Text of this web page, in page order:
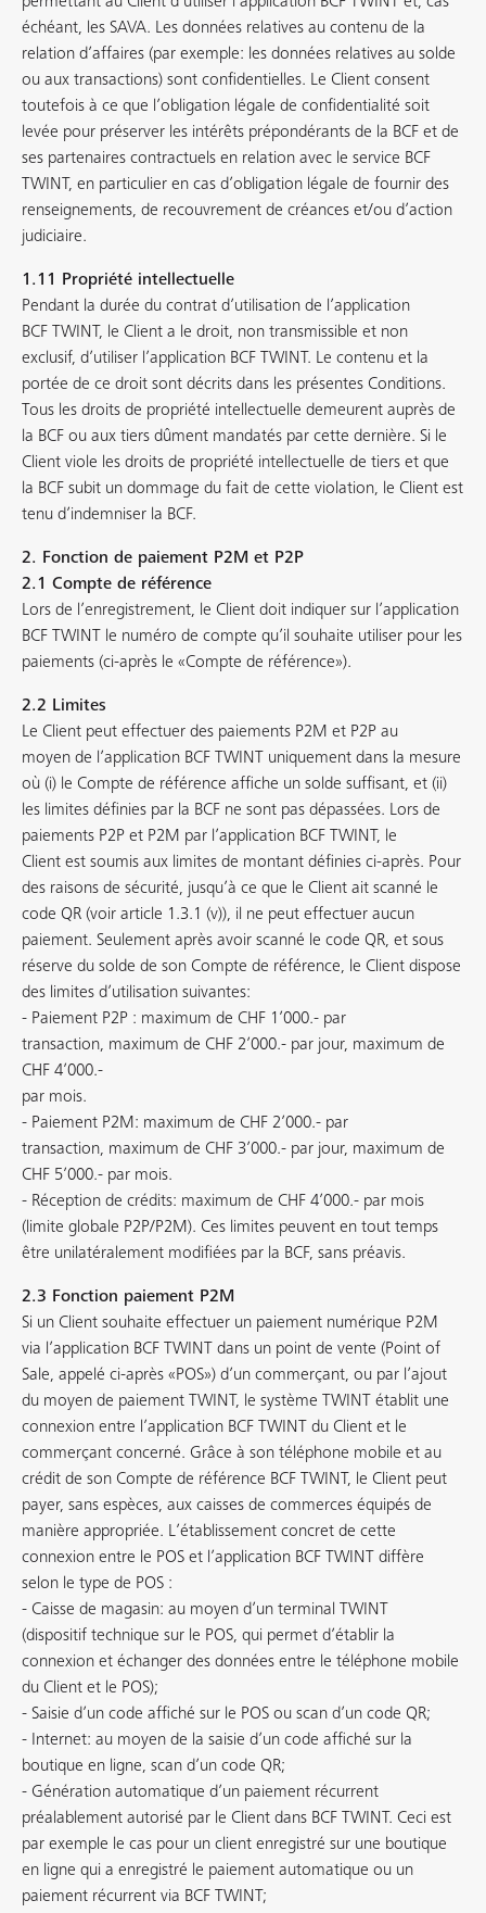
échéant, les SAVA. Les données relatives au contenu de la
relation d’affaires (par exemple: les données relatives au solde
ou aux transactions) sont confidentielles. Le Client consent
toutefois à ce que l’obligation légale de confidentialité soit
levée pour préserver les intérêts prépondérants de la BCF et de
ses partenaires contractuels en relation avec le service BCF
TWINT, en particulier en cas d’obligation légale de fournir des
renseignements, de recouvrement de créances et/ou d’action
judiciaire.
1.11 Propriété intellectuelle
Pendant la durée du contrat d’utilisation de l’application
BCF TWINT, le Client a le droit, non transmissible et non
exclusif, d’utiliser l’application BCF TWINT. Le contenu et la
portée de ce droit sont décrits dans les présentes Conditions.
Tous les droits de propriété intellectuelle demeurent auprès de
la BCF ou aux tiers dûment mandatés par cette dernière. Si le
Client viole les droits de propriété intellectuelle de tiers et que
la BCF subit un dommage du fait de cette violation, le Client est
tenu d’indemniser la BCF.
2. Fonction de paiement P2M et P2P
2.1 Compte de référence
Lors de l’enregistrement, le Client doit indiquer sur l’application
BCF TWINT le numéro de compte qu’il souhaite utiliser pour les
paiements (ci-après le «Compte de référence»).
2.2 Limites
Le Client peut effectuer des paiements P2M et P2P au
moyen de l’application BCF TWINT uniquement dans la mesure
où (i) le Compte de référence affiche un solde suffisant, et (ii)
les limites définies par la BCF ne sont pas dépassées. Lors de
paiements P2P et P2M par l’application BCF TWINT, le
Client est soumis aux limites de montant définies ci-après. Pour
des raisons de sécurité, jusqu’à ce que le Client ait scanné le
code QR (voir article 1.3.1 (v)), il ne peut effectuer aucun
paiement. Seulement après avoir scanné le code QR, et sous
réserve du solde de son Compte de référence, le Client dispose
des limites d’utilisation suivantes:
- Paiement P2P : maximum de CHF 1’000.- par
transaction, maximum de CHF 2’000.- par jour, maximum de
CHF 4’000.-
par mois.
- Paiement P2M: maximum de CHF 2’000.- par
transaction, maximum de CHF 3’000.- par jour, maximum de
CHF 5’000.- par mois.
- Réception de crédits: maximum de CHF 4’000.- par mois
(limite globale P2P/P2M). Ces limites peuvent en tout temps
être unilatéralement modifiées par la BCF, sans préavis.
2.3 Fonction paiement P2M
Si un Client souhaite effectuer un paiement numérique P2M
via l’application BCF TWINT dans un point de vente (Point of
Sale, appelé ci-après «POS») d’un commerçant, ou par l’ajout
du moyen de paiement TWINT, le système TWINT établit une
connexion entre l’application BCF TWINT du Client et le
commerçant concerné. Grâce à son téléphone mobile et au
crédit de son Compte de référence BCF TWINT, le Client peut
payer, sans espèces, aux caisses de commerces équipés de
manière appropriée. L’établissement concret de cette
connexion entre le POS et l’application BCF TWINT diffère
selon le type de POS :
- Caisse de magasin: au moyen d’un terminal TWINT
(dispositif technique sur le POS, qui permet d’établir la
connexion et échanger des données entre le téléphone mobile
du Client et le POS);
- Saisie d’un code affiché sur le POS ou scan d’un code QR;
- Internet: au moyen de la saisie d’un code affiché sur la
boutique en ligne, scan d’un code QR;
- Génération automatique d’un paiement récurrent
préalablement autorisé par le Client dans BCF TWINT. Ceci est
par exemple le cas pour un client enregistré sur une boutique
en ligne qui a enregistré le paiement automatique ou un
paiement récurrent via BCF TWINT;